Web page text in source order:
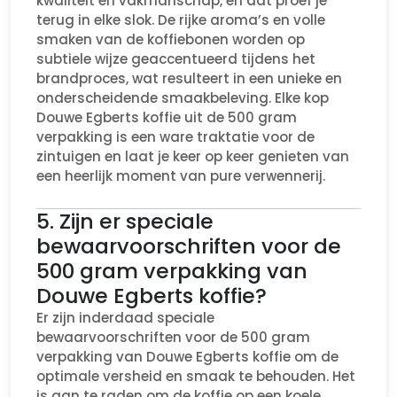
terug in elke slok. De rijke aroma’s en volle
smaken van de koffiebonen worden op
subtiele wijze geaccentueerd tijdens het
brandproces, wat resulteert in een unieke en
onderscheidende smaakbeleving. Elke kop
Douwe Egberts koffie uit de 500 gram
verpakking is een ware traktatie voor de
zintuigen en laat je keer op keer genieten van
een heerlijk moment van pure verwennerij.
5. Zijn er speciale
bewaarvoorschriften voor de
500 gram verpakking van
Douwe Egberts koffie?
Er zijn inderdaad speciale
bewaarvoorschriften voor de 500 gram
verpakking van Douwe Egberts koffie om de
optimale versheid en smaak te behouden. Het